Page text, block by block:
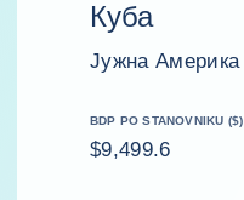
Куба
Јужна Америка
BDP PO STANOVNIKU ($)
$9,499.6